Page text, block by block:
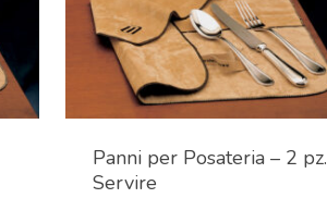
Panni per Posateria – 2 pz.
Servire